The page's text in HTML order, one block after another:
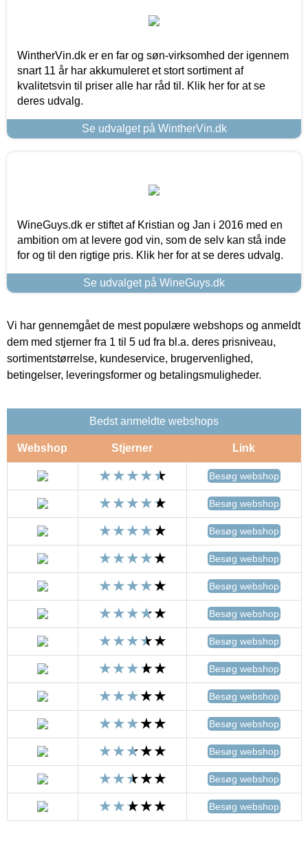
WintherVin.dk er en far og søn-virksomhed der igennem
snart 11 år har akkumuleret et stort sortiment af
kvalitetsvin til priser alle har råd til. Klik her for at se
deres udvalg.
Se udvalget på WintherVin.dk
WineGuys.dk er stiftet af Kristian og Jan i 2016 med en
ambition om at levere god vin, som de selv kan stå inde
for og til den rigtige pris. Klik her for at se deres udvalg.
Se udvalget på WineGuys.dk
Vi har gennemgået de mest populære webshops og anmeldt
dem med stjerner fra 1 til 5 ud fra bl.a. deres prisniveau,
sortimentstørrelse, kundeservice, brugervenlighed,
betingelser, leveringsformer og betalingsmuligheder.
Bedst anmeldte webshops
Webshop Stjerner Link
Besøg webshop
Besøg webshop
Besøg webshop
Besøg webshop
Besøg webshop
Besøg webshop
Besøg webshop
Besøg webshop
Besøg webshop
Besøg webshop
Besøg webshop
Besøg webshop
Besøg webshop